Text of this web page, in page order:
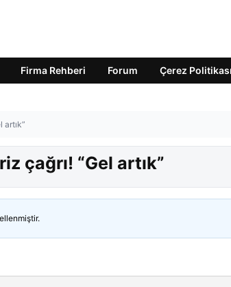
Firma Rehberi Forum Çerez Politikası
artık”
çağrı! “Gel artık”